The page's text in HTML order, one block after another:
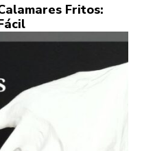
Fritos: